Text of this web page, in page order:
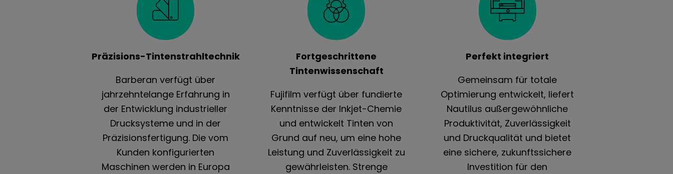
Präzisions-Tintenstrahltechnik
Barberan verfügt über
jahrzehntelange Erfahrung in
der Entwicklung industrieller
Drucksysteme und in der
Präzisionsfertigung. Die vom
Kunden konfigurierten
Maschinen werden in Europa
Fortgeschrittene
Tintenwissenschaft
Fujifilm verfügt über fundierte
Kenntnisse der Inkjet-Chemie
und entwickelt Tinten von
Grund auf neu, um eine hohe
Leistung und Zuverlässigkeit zu
gewährleisten. Strenge
Perfekt integriert
Gemeinsam für totale
Optimierung entwickelt, liefert
Nautilus außergewöhnliche
Produktivität, Zuverlässigkeit
und Druckqualität und bietet
eine sichere, zukunftssichere
Investition für den